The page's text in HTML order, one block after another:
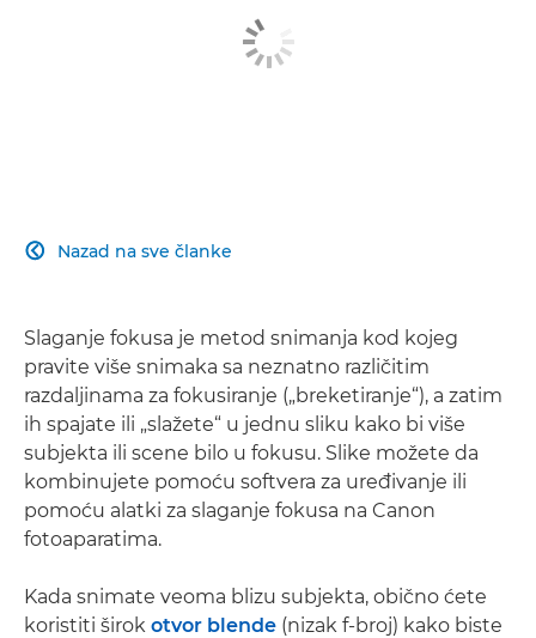
Nazad na sve članke

Slaganje fokusa je metod snimanja kod kojeg
pravite više snimaka sa neznatno različitim
razdaljinama za fokusiranje („breketiranje“), a zatim
ih spajate ili „slažete“ u jednu sliku kako bi više
subjekta ili scene bilo u fokusu. Slike možete da
kombinujete pomoću softvera za uređivanje ili
pomoću alatki za slaganje fokusa na Canon
fotoaparatima.
Kada snimate veoma blizu subjekta, obično ćete
koristiti širok otvor blende (nizak f-broj) kako biste